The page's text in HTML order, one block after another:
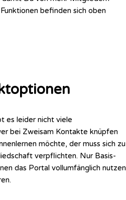
befinden sich oben
es leider nicht viele
bei Zweisam Kontakte knüpfen
möchte, der muss sich zu
verpflichten. Nur Basis-
das Portal vollumfänglich nutzen